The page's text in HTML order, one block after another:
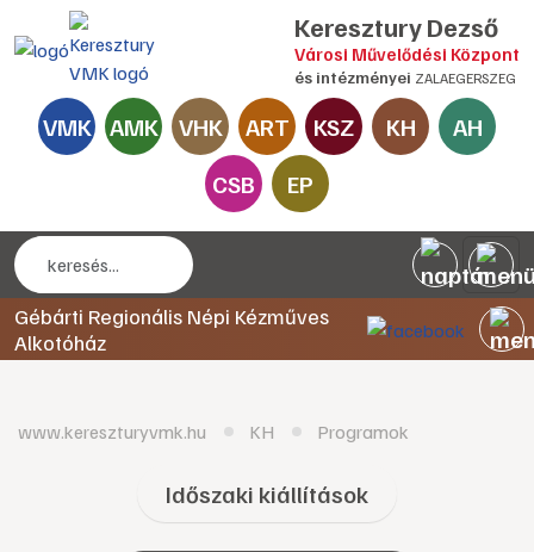
Keresztury Dezső
Városi Művelődési Központ
és intézményei ZALAEGERSZEG
VMK AMK VHK ART KSZ KH
AH
CSB
EP
Gébárti Regionális Népi Kézműves
Alkotóház
www.kereszturyvmk.hu KH Programok
Időszaki kiállítások